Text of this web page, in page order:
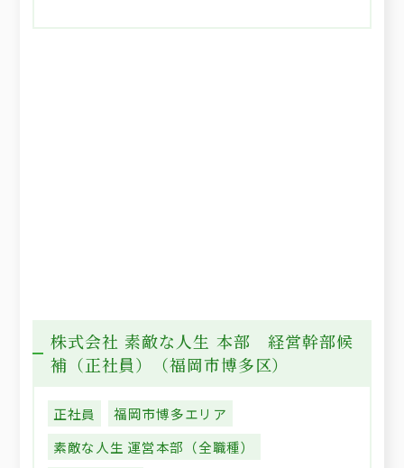
株式会社 素敵な人生 本部 経営幹部候
補（正社員）（福岡市博多区）
正社員
福岡市博多エリア
素敵な人生 運営本部（全職種）